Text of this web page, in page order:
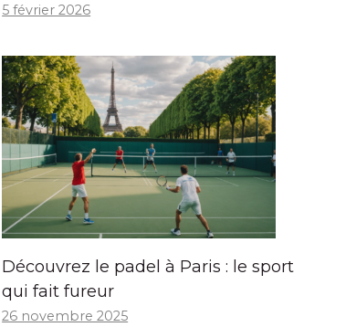
5 février 2026
Découvrez le padel à Paris : le sport
qui fait fureur
26 novembre 2025